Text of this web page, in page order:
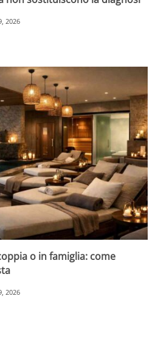
2026
o in famiglia: come
2026